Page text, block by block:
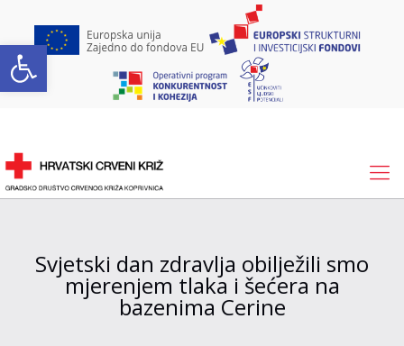
Open toolbar
Svjetski dan zdravlja obilježili smo
mjerenjem tlaka i šećera na
bazenima Cerine